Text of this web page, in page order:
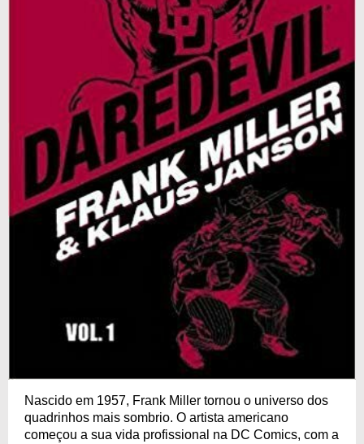
Nascido em 1957, Frank Miller tornou o universo dos
quadrinhos mais sombrio. O artista americano
começou a sua vida profissional na DC Comics, com a